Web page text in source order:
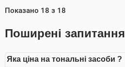
Показано 18 з 18
Поширені запитання
Яка ціна на тональні засоби ?